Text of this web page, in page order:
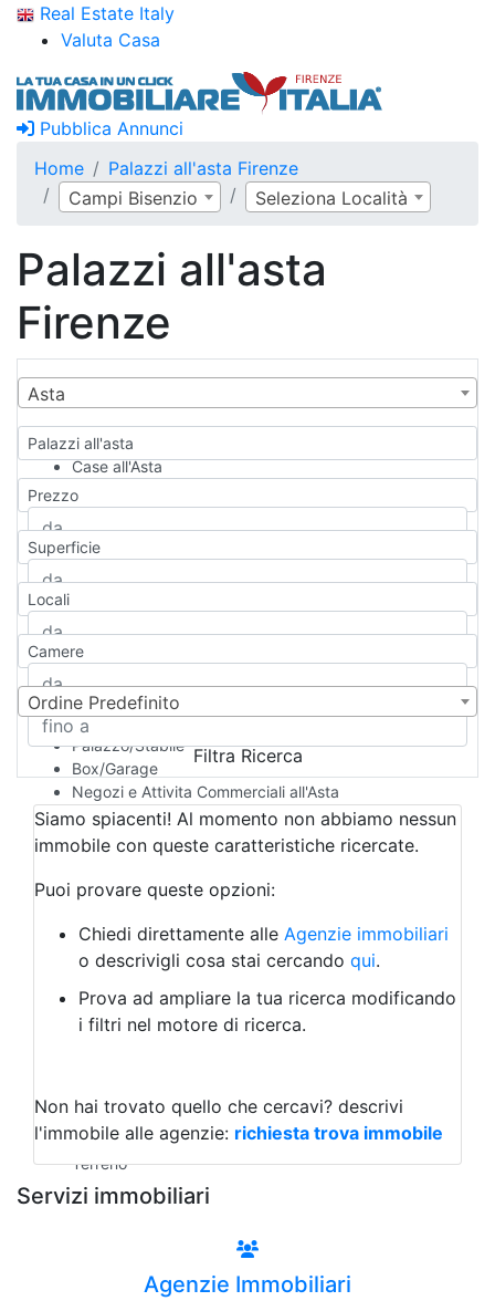
Real Estate Italy
Valuta Casa
Pubblica Annunci
Home
Palazzi all'asta Firenze
Campi Bisenzio
Seleziona Località
Palazzi all'asta
Firenze
Asta
Palazzi all'asta
Case all'Asta
Qualsiasi
Appartamento
Casa indipendente
Casa Semi-indipendente
Attico/Mansarda
Rustico/Casale
Camera d'Albergo
Multiproprietà
Palazzo/Stabile
Box/Garage
Negozi e Attivita Commerciali all'Asta
Qualsiasi
Attività/Licenza Commerciale
Azienda Agricola
Bar/Ristorante
Albergo
Laboratorio Artigianale
Negozio/locale commerciale
Agriturismo
Magazzini
Qualsiasi
Terreno edificabile
Terreno
Prezzo
Superficie
Locali
Camere
Ordine Predefinito
Filtra Ricerca
Siamo spiacenti! Al momento non abbiamo nessun
immobile con queste caratteristiche ricercate.
Puoi provare queste opzioni:
Chiedi direttamente alle Agenzie immobiliari
o descrivigli cosa stai cercando qui.
Prova ad ampliare la tua ricerca modificando
i filtri nel motore di ricerca.
Non hai trovato quello che cercavi? descrivi
l'immobile alle agenzie: richiesta trova immobile
Servizi immobiliari
Agenzie Immobiliari